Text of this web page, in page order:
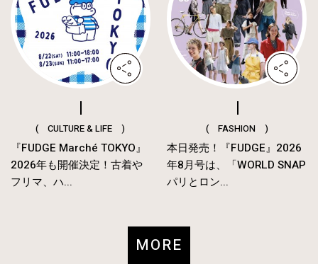
( CULTURE & LIFE )
『FUDGE Marché TOKYO』
2026年も開催決定！古着や
フリマ、ハ...
( FASHION )
本日発売！『FUDGE』2026
年8月号は、「WORLD SNAP
パリとロン...
MORE